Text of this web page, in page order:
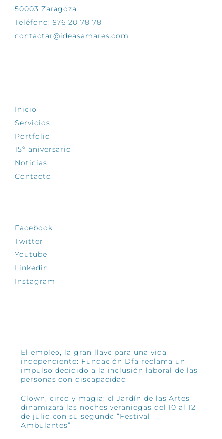
50003 Zaragoza
Teléfono: 976 20 78 78
contactar@ideasamares.com
Inicio
Servicios
Portfolio
15º aniversario
Noticias
Contacto
Facebook
Twitter
Youtube
Linkedin
Instagram
El empleo, la gran llave para una vida
independiente: Fundación Dfa reclama un
impulso decidido a la inclusión laboral de las
personas con discapacidad
Clown, circo y magia: el Jardín de las Artes
dinamizará las noches veraniegas del 10 al 12
de julio con su segundo “Festival
Ambulantes”